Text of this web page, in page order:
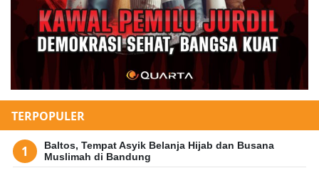
TERPOPULER
Baltos, Tempat Asyik Belanja Hijab dan Busana
Muslimah di Bandung